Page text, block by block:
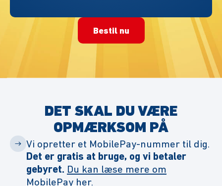
Bestil nu
DET SKAL DU VÆRE
OPMÆRKSOM PÅ
Vi opretter et MobilePay-nummer til dig.
Det er gratis at bruge, og vi betaler
gebyret. Du kan læse mere om
MobilePay her.